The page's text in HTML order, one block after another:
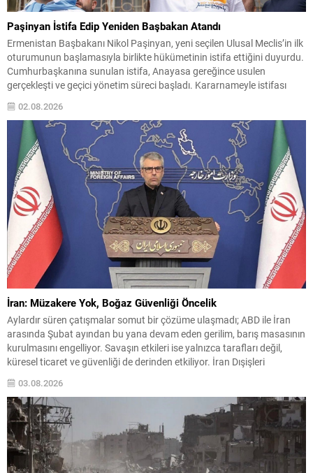
Paşinyan İstifa Edip Yeniden Başbakan Atandı
Ermenistan Başbakanı Nikol Paşinyan, yeni seçilen Ulusal Meclis’in ilk
oturumunun başlamasıyla birlikte hükümetinin istifa ettiğini duyurdu.
Cumhurbaşkanına sunulan istifa, Anayasa gereğince usulen
gerçekleşti ve geçici yönetim süreci başladı. Kararnameyle istifası
kabul edilen hükümet, yeni atama yapılana dek görevlerine devam
edecek. Aynı gün yayımlanan ikinci kararnameyle ise Paşinyan
resmen tekrar başbakan...
02.08.2026
İran: Müzakere Yok, Boğaz Güvenliği Öncelik
Aylardır süren çatışmalar somut bir çözüme ulaşmadı; ABD ile İran
arasında Şubat ayından bu yana devam eden gerilim, barış masasının
kurulmasını engelliyor. Savaşın etkileri ise yalnızca tarafları değil,
küresel ticaret ve güvenliği de derinden etkiliyor. İran Dışişleri
Bakanlığı Sözcüsü İsmail Bekayi, Tahran’daki haftalık basın
toplantısında bölgedeki duruma ilişkin açıklamalarda bulundu...
03.08.2026